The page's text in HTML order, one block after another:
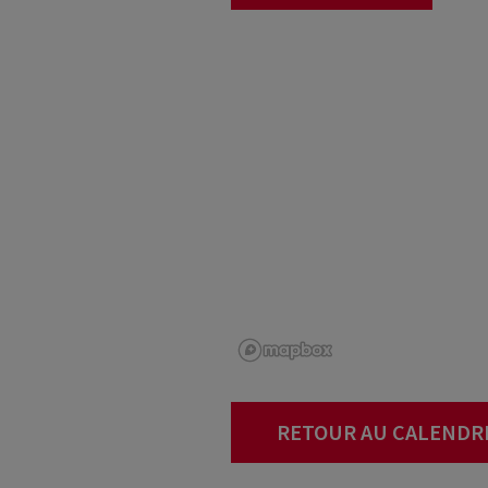
RETOUR AU